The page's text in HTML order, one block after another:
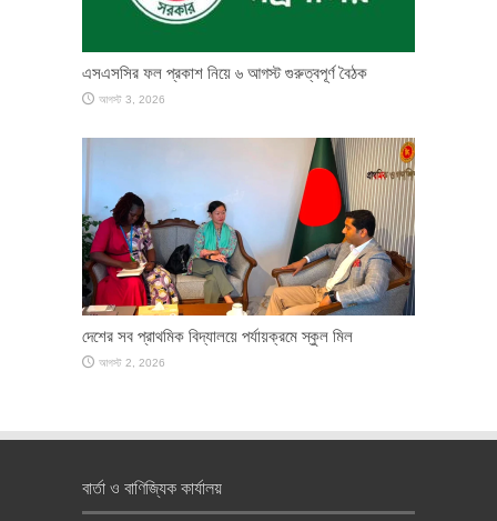
এসএসসির ফল প্রকাশ নিয়ে ৬ আগস্ট গুরুত্বপূর্ণ বৈঠক
আগস্ট 3, 2026
দেশের সব প্রাথমিক বিদ্যালয়ে পর্যায়ক্রমে স্কুল মিল
আগস্ট 2, 2026
বার্তা ও বাণিজ্যিক কার্যালয়